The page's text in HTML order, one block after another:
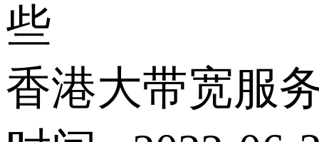
些
香港大带宽服